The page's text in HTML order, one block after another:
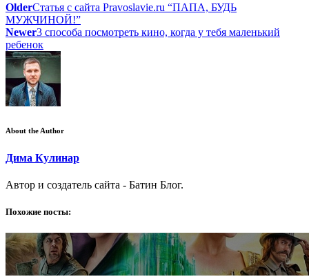
OlderСтатья с сайта Pravoslavie.ru “ПАПА, БУДЬ
МУЖЧИНОЙ!”
Newer3 способа посмотреть кино, когда у тебя маленький
ребенок
About the Author
Дима Кулинар
Автор и создатель сайта - Батин Блог.
Похожие посты: